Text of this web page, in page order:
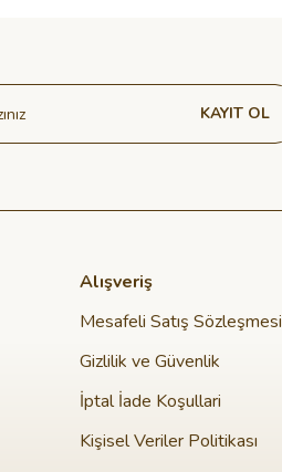
KAYIT OL
Alışveriş
Mesafeli Satış Sözleşmesi
Gizlilik ve Güvenlik
İptal İade Koşullari
Kişisel Veriler Politikası